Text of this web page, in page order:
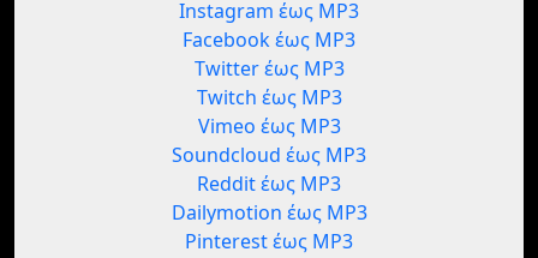
Instagram έως MP3
Facebook έως MP3
Twitter έως MP3
Twitch έως MP3
Vimeo έως MP3
Soundcloud έως MP3
Reddit έως MP3
Dailymotion έως MP3
Pinterest έως MP3